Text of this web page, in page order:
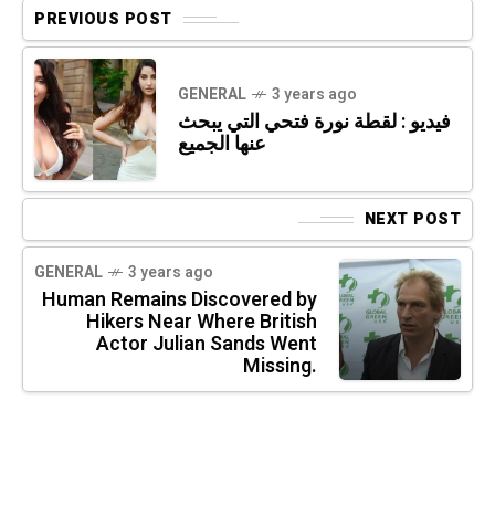
PREVIOUS POST
GENERAL 3 years ago
فيديو : لقطة نورة فتحي التي يبحث
عنها الجميع
NEXT POST
GENERAL 3 years ago
Human Remains Discovered by
Hikers Near Where British
Actor Julian Sands Went
Missing.